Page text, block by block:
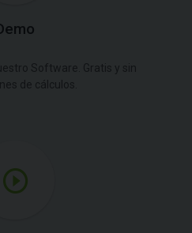
Software. Gratis y sin
de cálculos.